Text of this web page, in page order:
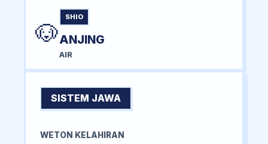
🐶
SHIO
ANJING
AIR
SISTEM JAWA
WETON KELAHIRAN